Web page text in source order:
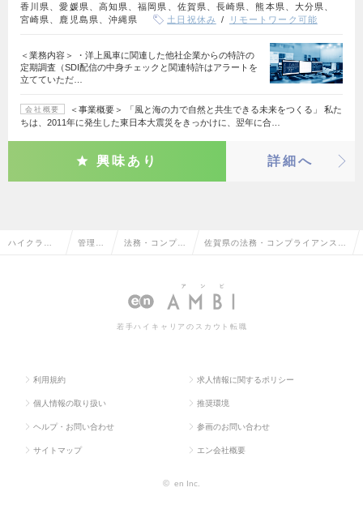
香川県、愛媛県、高知県、福岡県、佐賀県、長崎県、熊本県、大分県、
宮崎県、鹿児島県、沖縄県
土日祝休み リモートワーク可能
＜業務内容＞ ・洋上風車に関連した他社企業からの特許の
定期調査（SDI配信の中身チェックと関連特許はアラートを
立てていただ…
会社概要
＜事業概要＞ 「風と海の力で自然と共生できる未来をつくる」 私た
ちは、2011年に発生した東日本大震災をきっかけに、翌年に合…
興味あり 詳細へ
ハイクラス 管理部 法務・コンプラ 佐賀県の法務・コンプライアンスの
若手ハイキャリアのスカウト転職
利用規約 求人情報に関するポリシー
個人情報の取り扱い 推奨環境
ヘルプ・お問い合わせ 参画のお問い合わせ
サイトマップ エン会社概要
© en Inc.